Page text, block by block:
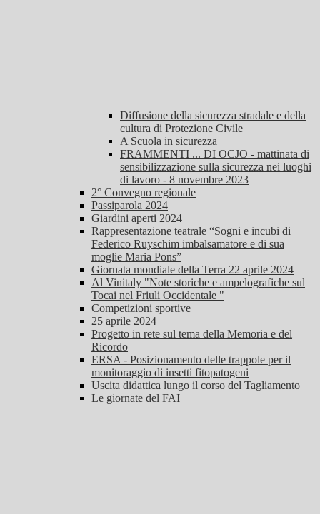
Diffusione della sicurezza stradale e della
cultura di Protezione Civile
A Scuola in sicurezza
FRAMMENTI ... DI OCJO - mattinata di
sensibilizzazione sulla sicurezza nei luoghi
di lavoro - 8 novembre 2023
2° Convegno regionale
Passiparola 2024
Giardini aperti 2024
Rappresentazione teatrale “Sogni e incubi di
Federico Ruyschim imbalsamatore e di sua
moglie Maria Pons”
Giornata mondiale della Terra 22 aprile 2024
Al Vinitaly "Note storiche e ampelografiche sul
Tocai nel Friuli Occidentale "
Competizioni sportive
25 aprile 2024
Progetto in rete sul tema della Memoria e del
Ricordo
ERSA - Posizionamento delle trappole per il
monitoraggio di insetti fitopatogeni
Uscita didattica lungo il corso del Tagliamento
Le giornate del FAI